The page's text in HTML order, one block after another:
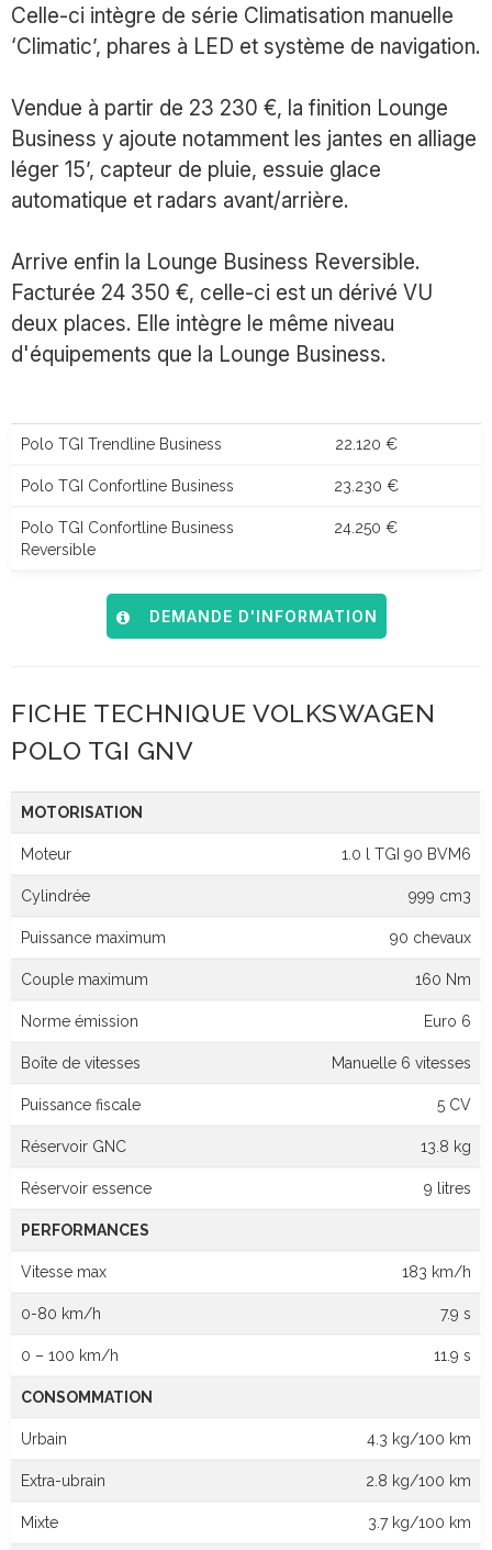
Celle-ci intègre de série Climatisation manuelle
‘Climatic’, phares à LED et système de navigation.
Vendue à partir de 23 230 €, la finition Lounge
Business y ajoute notamment les jantes en alliage
léger 15’, capteur de pluie, essuie glace
automatique et radars avant/arrière.
Arrive enfin la Lounge Business Reversible.
Facturée 24 350 €, celle-ci est un dérivé VU
deux places. Elle intègre le même niveau
d'équipements que la Lounge Business.
Polo TGI Trendline Business 22.120 €
Polo TGI Confortline Business 23.230 €
Polo TGI Confortline Business
Reversible
24.250 €
DEMANDE D'INFORMATION
FICHE TECHNIQUE VOLKSWAGEN
POLO TGI GNV
MOTORISATION
Moteur 1.0 l TGI 90 BVM6
Cylindrée 999 cm3
Puissance maximum 90 chevaux
Couple maximum 160 Nm
Norme émission Euro 6
Boîte de vitesses Manuelle 6 vitesses
Puissance fiscale 5 CV
Réservoir GNC 13.8 kg
Réservoir essence 9 litres
PERFORMANCES
Vitesse max 183 km/h
0-80 km/h 7.9 s
0 – 100 km/h 11.9 s
CONSOMMATION
Urbain 4.3 kg/100 km
Extra-ubrain 2.8 kg/100 km
Mixte 3.7 kg/100 km